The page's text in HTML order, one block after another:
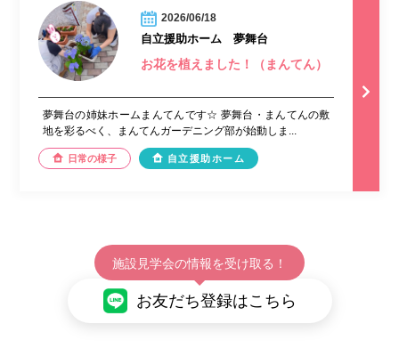
2026/06/18
自立援助ホーム 夢舞台
お花を植えました！（まんてん）
夢舞台の姉妹ホームまんてんです☆ 夢舞台・まんてんの敷
地を彩るべく、まんてんガーデニング部が始動しま...
日常の様子 自立援助ホーム
施設見学会の情報を受け取る！
お友だち登録はこちら